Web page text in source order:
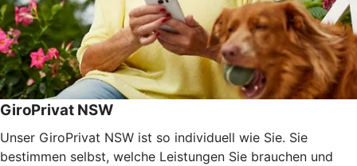
GiroPrivat NSW
Unser GiroPrivat NSW ist so individuell wie Sie. Sie
bestimmen selbst, welche Leistungen Sie brauchen und